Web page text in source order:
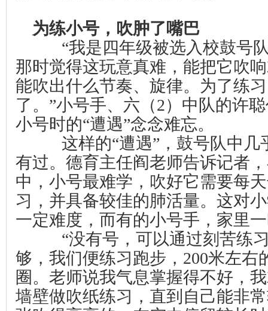
为练小号，吹肿了嘴巴
“我是四年级被选入校鼓号
那时觉得这玩意真难，能把它吹
能吹出什么节奏、旋律。为了练
了。”小号手、六（2）中队的许
小号时的“遭遇”念念难忘。
这样的“遭遇”，鼓号队中
有过。德育主任阎老师告诉记者
中，小号最难学，吹好它需要每
习，并具备较佳的肺活量。这对
一定难度，而有的小号手，家里
“没有号，可以通过刻苦练
够，我们便练习跑步， 200米左右
圈。老师说我气息掌握得不好，
墙壁做吹纸练习，直到自己能非